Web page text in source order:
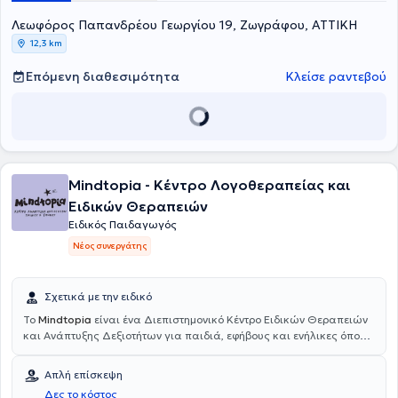
για τα παιδιά, είναι το εφαλτήριο και η κινητήρια δύναμη για να
συνεχίσουν να προσφέρουν τις παροχές τους στο μέγιστο των
δυνατοτήτων τους. Βρίσκονται συνεχώς σε εγρήγορση και
ανανεώνουν τις μεθόδους διδασκαλίας τους, αλλά και εκτέλεσης
πιο σύγχρονα και ελεγμένα πρότυπα.
Λεωφόρος Παπανδρέου Γεωργίου 19, Ζωγράφου, ΑΤΤΙΚΗ
12,3 km
Επόμενη διαθεσιμότητα Κλείσε ραντεβού
Mindtopia - Κέντρο Λογοθεραπείας και
Ειδικών Θεραπειών
Ειδικός Παιδαγωγός
Νέος συνεργάτης
Σχετικά με την ειδικό
To Mindtopia είναι ένα Διεπιστημονικό Κέντρο Ειδικών Θεραπειών
και Ανάπτυξης Δεξιοτήτων για παιδιά, εφήβους και ενήλικες όπου η
Προσφέρονται υπηρεσίες Ειδικού Παιδαγωγού με εξατομικευμένα
εκπαιδευτικά προγράμματα για παιδιά με μαθησιακές δυσκολίες,
Απλή επίσκεψη
Δες το κόστος